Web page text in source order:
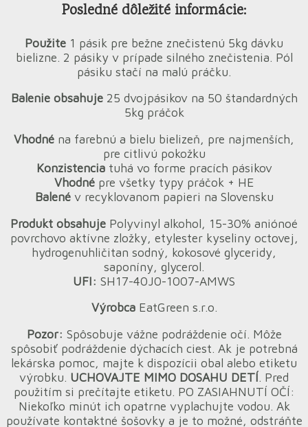
Posledné dôležité informácie:
Použite 1 pásik pre bežne znečistenú 5kg dávku
bielizne. 2 pásiky v prípade silného znečistenia. Pól
pásiku stačí na malú práčku.
Balenie obsahuje25 dvojpásikov na 50 štandardných
5kg práčok
Vhodné na farebnú a bielu bielizeň, pre najmenších,
pre citlivú pokožku
Konzistencia tuhá vo forme pracích pásikov
Vhodnépre všetky typy práčok + HE
Balenév recyklovanom papieri na Slovensku
Produkt obsahuje Polyvinyl alkohol, 15-30% aniónoé
povrchovo aktívne zložky, etylester kyseliny octovej,
hydrogenuhličitan sodný, kokosové glyceridy,
saponíny, glycerol.
UFI: SH17-40J0-1007-AMWS
VýrobcaEatGreen s.r.o.
Pozor: Spôsobuje vážne podráždenie očí. Môže
spôsobiť podráždenie dýchacích ciest. Ak je potrebná
lekárska pomoc, majte k dispozícii obal alebo etiketu
výrobku. UCHOVAJTE MIMO DOSAHU DETÍ. Pred
použitím si prečítajte etiketu. PO ZASIAHNUTÍ OČÍ:
Niekoľko minút ich opatrne vyplachujte vodou. Ak
používate kontaktné šošovky a je to možné, odstráňte